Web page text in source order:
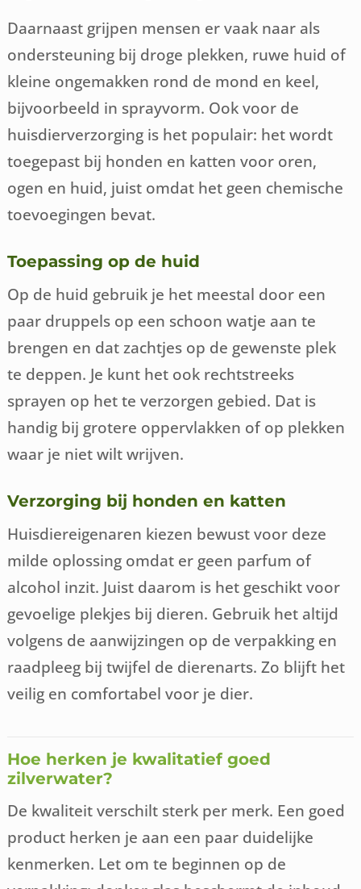
Daarnaast grijpen mensen er vaak naar als
ondersteuning bij droge plekken, ruwe huid of
kleine ongemakken rond de mond en keel,
bijvoorbeeld in sprayvorm. Ook voor de
huisdierverzorging is het populair: het wordt
toegepast bij honden en katten voor oren,
ogen en huid, juist omdat het geen chemische
toevoegingen bevat.
Toepassing op de huid
Op de huid gebruik je het meestal door een
paar druppels op een schoon watje aan te
brengen en dat zachtjes op de gewenste plek
te deppen. Je kunt het ook rechtstreeks
sprayen op het te verzorgen gebied. Dat is
handig bij grotere oppervlakken of op plekken
waar je niet wilt wrijven.
Verzorging bij honden en katten
Huisdiereigenaren kiezen bewust voor deze
milde oplossing omdat er geen parfum of
alcohol inzit. Juist daarom is het geschikt voor
gevoelige plekjes bij dieren. Gebruik het altijd
volgens de aanwijzingen op de verpakking en
raadpleeg bij twijfel de dierenarts. Zo blijft het
veilig en comfortabel voor je dier.
Hoe herken je kwalitatief goed
zilverwater?
De kwaliteit verschilt sterk per merk. Een goed
product herken je aan een paar duidelijke
kenmerken. Let om te beginnen op de